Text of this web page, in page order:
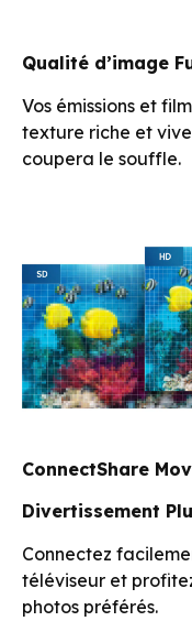
Qualité d’image
Vos émissions et
texture riche et
coupera le souffle.